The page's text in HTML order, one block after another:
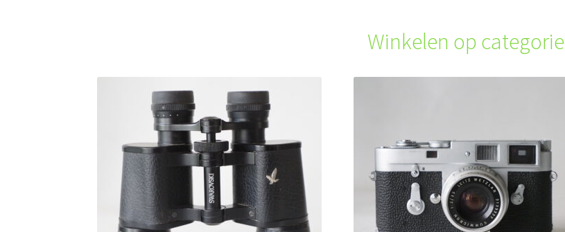
Winkelen op categorie